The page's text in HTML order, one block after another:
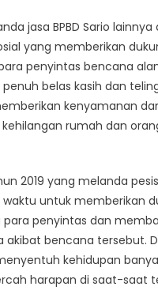
jasa BPBD Sario lainnya
yang memberikan
penyintas bencana
belas kasih dan
kenyamanan
rumah dan
2019 yang melanda
untuk memberikan
para penyintas dan
bencana tersebut.
kehidupan
harapan di saat-saat